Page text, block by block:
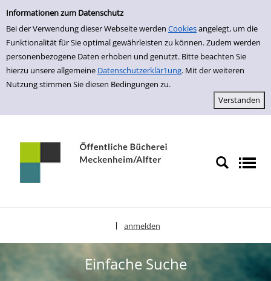
Einfache Suche
Informationen zum Datenschutz
Bei der Verwendung dieser Webseite werden Cookiesangelegt, um die
Funktionalität für Sie optimal gewährleisten zu können. Zudem werden
personenbezogene Daten erhoben und genutzt. Bitte beachten Sie
hierzu unsere allgemeine Datenschutzerklär1ung. Mit der weiteren
Nutzung stimmen Sie diesen Bedingungen zu.
zur Navigation springen
zum Inhalt springen
Zur Detailanzeige springen
anmelden
Einfache Suche